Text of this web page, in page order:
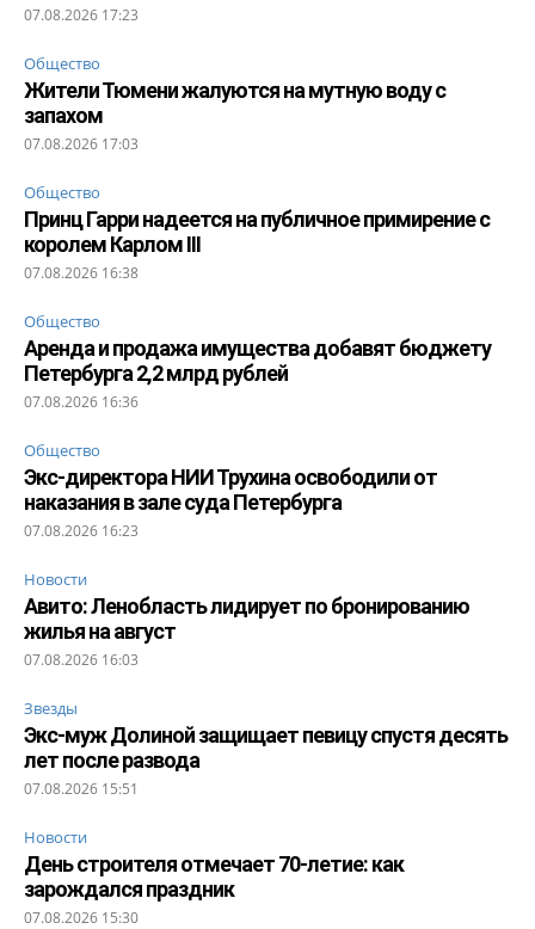
07.08.2026 17:23
Общество
Жители Тюмени жалуются на мутную воду с
запахом
07.08.2026 17:03
Общество
Принц Гарри надеется на публичное примирение с
королем Карлом III
07.08.2026 16:38
Общество
Аренда и продажа имущества добавят бюджету
Петербурга 2,2 млрд рублей
07.08.2026 16:36
Общество
Экс-директора НИИ Трухина освободили от
наказания в зале суда Петербурга
07.08.2026 16:23
Новости
Авито: Ленобласть лидирует по бронированию
жилья на август
07.08.2026 16:03
Звезды
Экс-муж Долиной защищает певицу спустя десять
лет после развода
07.08.2026 15:51
Новости
День строителя отмечает 70-летие: как
зарождался праздник
07.08.2026 15:30